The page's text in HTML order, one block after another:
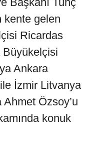
kente gelen
Ricardas
Büyükelçisi
Ankara
İzmir Litvanya
Özsoy’u
konuk